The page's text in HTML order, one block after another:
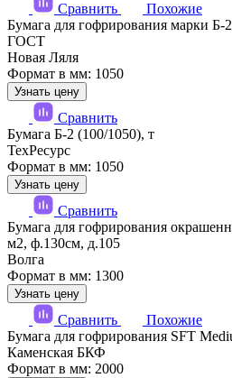
Сравнить
Похожие
Бумага для гофрирования марки Б-
ГОСТ
Новая Ляля
Формат в мм: 1050
Узнать цену
Сравнить
Бумага Б-2 (100/1050), т
ТехРесурс
Формат в мм: 1050
Узнать цену
Сравнить
Бумага для гофрирования
м2, ф.130см, д.105
Волга
Формат в мм: 1300
Узнать цену
Сравнить
Похожие
Бумага для гофрирования SFT
Каменская БКФ
Формат в мм: 2000